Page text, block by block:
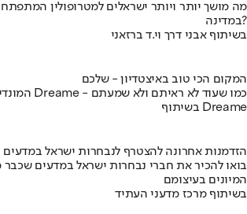
מה מושך יותר ויותר ישראלים למטרופולין
במדינה?
בשיתוף אבני דרך וי.ד ברזאני
המקום הכי טוב באיצטדיון - שלכם
המונדיאל עם מסכי Dreame - כמו שעוד לא ראיתם ולא שמעתם
בשיתוף Dreame
הזדמנות אחרונה להצטרף לנבחרות ישראל במדעים
בואו להכיר את חברי נבחרות ישראל במדעים
המיונים בעיצומם
בשיתוף מרכז מדעני העתיד